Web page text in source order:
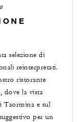
selezione di
reinterpretati.
ristorante
dove la vista
Taormina e sul
per un